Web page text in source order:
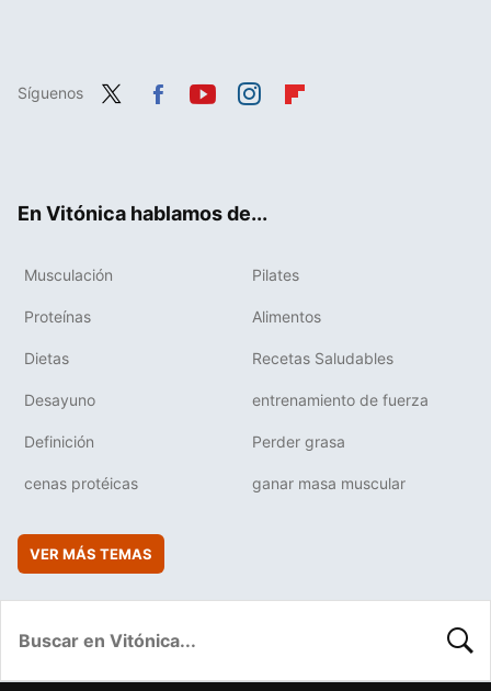
Síguenos
En Vitónica hablamos de...
Musculación Pilates
Proteínas Alimentos
Dietas Recetas Saludables
Desayuno entrenamiento de fuerza
Definición Perder grasa
cenas protéicas ganar masa muscular
VER MÁS TEMAS